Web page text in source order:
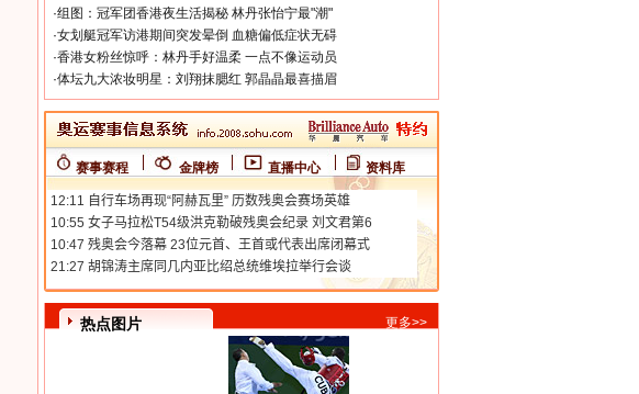
·组图：冠军团香港夜生活揭秘 林丹张怡宁最"潮"
·女划艇冠军访港期间突发晕倒 血糖偏低症状无碍
·香港女粉丝惊呼：林丹手好温柔 一点不像运动员
·体坛九大浓妆明星：刘翔抹腮红 郭晶晶最喜描眉
赛事赛程 金牌榜 直播中心 资料库
热点图片 更多>>